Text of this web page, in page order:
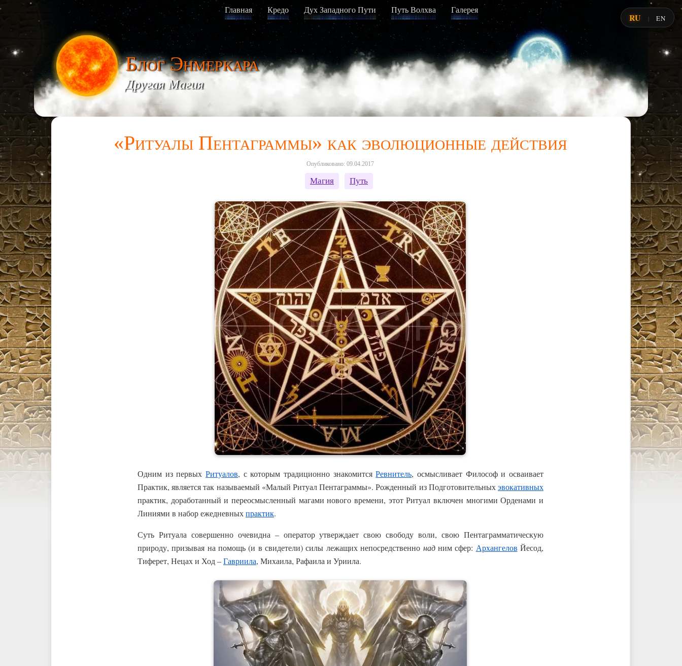
Главная Кредо Дух Западного Пути Путь Волхва Галерея
Блог Энмеркара
Другая Магия
«Ритуалы Пентаграммы» как эволюционные действия
Опубликовано: 09.04.2017
Магия Путь
Одним из первых Ритуалов, с которым традиционно знакомитсяРевнитель, осмысливает Философ и осваивает
Практик, является так называемый «Малый Ритуал Пентаграммы». Рожденный из Подготовительныхэвокативных
практик, доработанный и переосмысленный магами нового времени, этот Ритуал включен многими Орденами и
Линиями в набор ежедневныхпрактик.
Суть Ритуала совершенно очевидна – оператор утверждает свою свободу воли, свою Пентаграмматическую
природу, призывая на помощь (и в свидетели) силы лежащих непосредственно надним сфер: Архангелов Йесод,
Тиферет, Нецах и Ход –Гавриила, Михаила, Рафаила и Уриила.
RU | EN